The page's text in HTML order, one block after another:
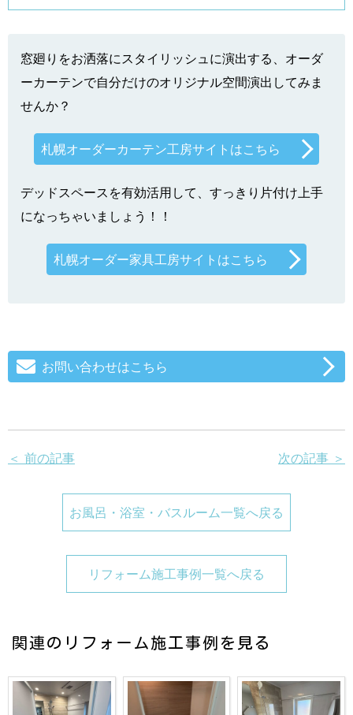
窓廻りをお洒落にスタイリッシュに演出する、オーダ
ーカーテンで自分だけのオリジナル空間演出してみま
せんか？
札幌オーダーカーテン工房サイトはこちら
デッドスペースを有効活用して、すっきり片付け上手
になっちゃいましょう！！
札幌オーダー家具工房サイトはこちら
お問い合わせはこちら
＜ 前の記事 次の記事 ＞
お風呂・浴室・バスルーム一覧へ戻る
リフォーム施工事例一覧へ戻る
関連のリフォーム施工事例を見る